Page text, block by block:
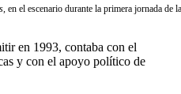
, en el escenario durante la primera jornada
en 1993, contaba con el
y con el apoyo político de